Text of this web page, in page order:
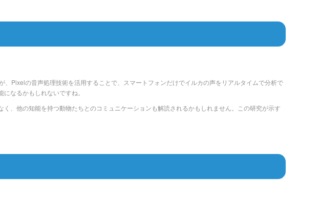
Pixelの音声処理技術を活用することで、スマートフォンだけでイルカの声をリアルタイムで分析で
なるかもしれないですね。
く、他の知能を持つ動物たちとのコミュニケーションも解読されるかもしれません。この研究が示す